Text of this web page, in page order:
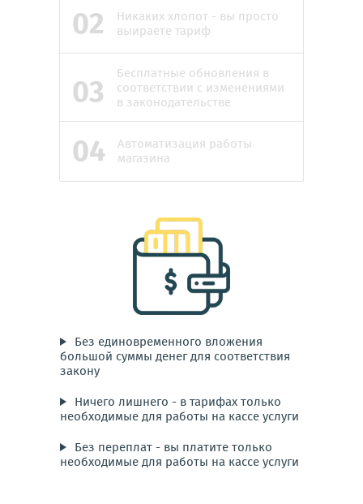
02
Никаких хлопот - вы просто
выираете тариф
03
Бесплатные обновления в
соответствии с изменениями
в законодательстве
04
Автоматизация работы
магазина
Без единовременного вложения
большой суммы денег для соответствия
закону
Ничего лишнего - в тарифах только
необходимые для работы на кассе услуги
Без переплат - вы платите только
необходимые для работы на кассе услуги